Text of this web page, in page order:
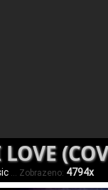
... Zobrazeno: 4794x